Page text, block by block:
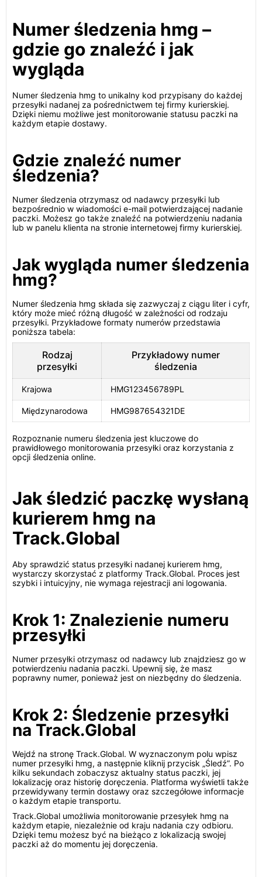
Numer śledzenia hmg –
gdzie go znaleźć i jak
wygląda
Numer śledzenia hmg to unikalny kod przypisany do każdej
przesyłki nadanej za pośrednictwem tej firmy kurierskiej.
Dzięki niemu możliwe jest monitorowanie statusu paczki na
każdym etapie dostawy.
Gdzie znaleźć numer
śledzenia?
Numer śledzenia otrzymasz od nadawcy przesyłki lub
bezpośrednio w wiadomości e-mail potwierdzającej nadanie
paczki. Możesz go także znaleźć na potwierdzeniu nadania
lub w panelu klienta na stronie internetowej firmy kurierskiej.
Jak wygląda numer śledzenia
hmg?
Numer śledzenia hmg składa się zazwyczaj z ciągu liter i cyfr,
który może mieć różną długość w zależności od rodzaju
przesyłki. Przykładowe formaty numerów przedstawia
poniższa tabela:
Rodzaj
przesyłki
Przykładowy numer
śledzenia
Krajowa HMG123456789PL
Międzynarodowa HMG987654321DE
Rozpoznanie numeru śledzenia jest kluczowe do
prawidłowego monitorowania przesyłki oraz korzystania z
opcji śledzenia online.
Jak śledzić paczkę wysłaną
kurierem hmg na
Track.Global
Aby sprawdzić status przesyłki nadanej kurierem hmg,
wystarczy skorzystać z platformy Track.Global. Proces jest
szybki i intuicyjny, nie wymaga rejestracji ani logowania.
Krok 1: Znalezienie numeru
przesyłki
Numer przesyłki otrzymasz od nadawcy lub znajdziesz go w
potwierdzeniu nadania paczki. Upewnij się, że masz
poprawny numer, ponieważ jest on niezbędny do śledzenia.
Krok 2: Śledzenie przesyłki
na Track.Global
Wejdź na stronę Track.Global. W wyznaczonym polu wpisz
numer przesyłki hmg, a następnie kliknij przycisk „Śledź”. Po
kilku sekundach zobaczysz aktualny status paczki, jej
lokalizację oraz historię doręczenia. Platforma wyświetli także
przewidywany termin dostawy oraz szczegółowe informacje
o każdym etapie transportu.
Track.Global umożliwia monitorowanie przesyłek hmg na
każdym etapie, niezależnie od kraju nadania czy odbioru.
Dzięki temu możesz być na bieżąco z lokalizacją swojej
paczki aż do momentu jej doręczenia.